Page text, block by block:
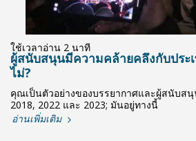
ใช้เวลาอ่าน 2 นาที
ผู้สนับสนุนมีความคล้ายคลึงกับประ
ไม่?
คุณเป็นตัวอย่างของบรรยากาศและผู้สนับส
2018, 2022 และ 2023; มันอยู่ทางนี้
อ่านเพิ่มเติม